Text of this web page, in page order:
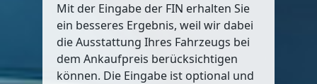
Mit der Eingabe der FIN erhalten Sie
ein besseres Ergebnis, weil wir dabei
die Ausstattung Ihres Fahrzeugs bei
dem Ankaufpreis berücksichtigen
können. Die Eingabe ist optional und